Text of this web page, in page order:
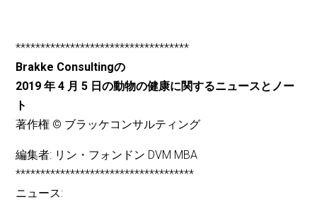
***********************************
Brakke Consultingの
2019 年 4 月 5 日の動物の健康に関するニュースとノー
ト
著作権 © ブラッケコンサルティング
編集者: リン・フォンドン DVM MBA
************************************
ニュース: